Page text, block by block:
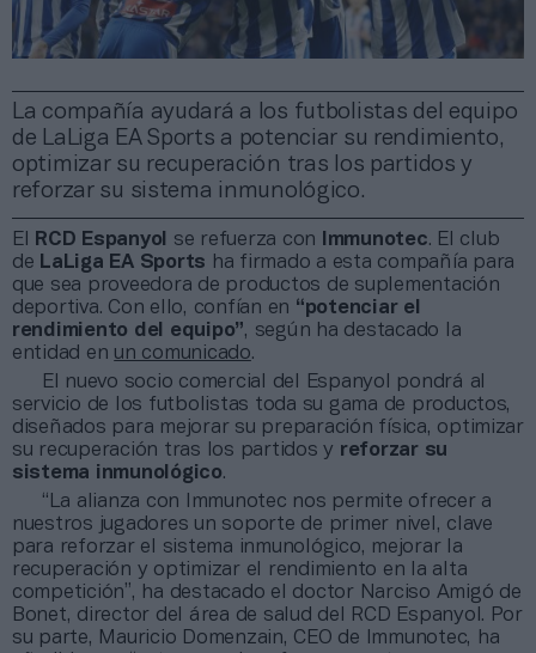
La compañía ayudará a los futbolistas del equipo
de LaLiga EA Sports a potenciar su rendimiento,
optimizar su recuperación tras los partidos y
reforzar su sistema inmunológico.
El RCD Espanyol se refuerza con Immunotec. El club
de LaLiga EA Sports ha firmado a esta compañía para
que sea proveedora de productos de suplementación
deportiva. Con ello, confían en “potenciar el
rendimiento del equipo”, según ha destacado la
entidad en un comunicado.
El nuevo socio comercial del Espanyol pondrá al
servicio de los futbolistas toda su gama de productos,
diseñados para mejorar su preparación física, optimizar
su recuperación tras los partidos y reforzar su
sistema inmunológico.
“La alianza con Immunotec nos permite ofrecer a
nuestros jugadores un soporte de primer nivel, clave
para reforzar el sistema inmunológico, mejorar la
recuperación y optimizar el rendimiento en la alta
competición”, ha destacado el doctor Narciso Amigó de
Bonet, director del área de salud del RCD Espanyol. Por
su parte, Mauricio Domenzain, CEO de Immunotec, ha